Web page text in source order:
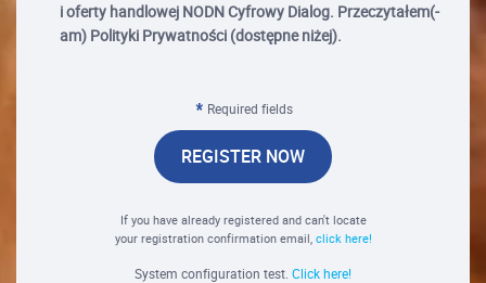
i oferty handlowej NODN Cyfrowy Dialog. Przeczytałem(-
am) Polityki Prywatności (dostępne niżej).
Required fields
REGISTER NOW
If you have already registered and can't locate
your registration confirmation email, click here!
System configuration test. Click here!